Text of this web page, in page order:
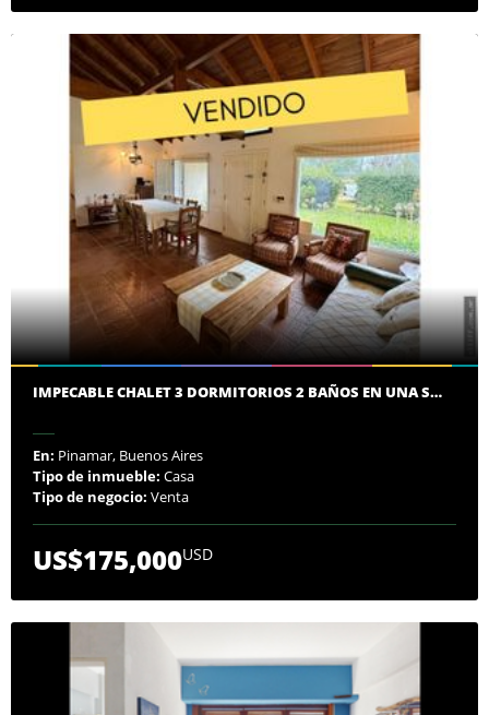
IMPECABLE CHALET 3 DORMITORIOS 2 BAÑOS EN UNA S…
En: Pinamar, Buenos Aires
Tipo de inmueble: Casa
Tipo de negocio: Venta
US$175,000USD